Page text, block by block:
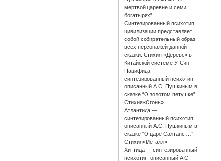
мертвой царевне и семи
богатырях”.
Синтезированный психотип
цивилизации представляет
собой собирательный образ
всех персонажей данной
сказки. Стихия «Дерево» в
Китайской системе У-Син.
Пацифида —
синтезированный психотип,
описанный А.С. Пушкиным в
сказке “О золотом петушке”.
Стихия«Огонь».
Атлантида —
синтезированный психотип,
описанный А.С. Пушкиным в
сказке “О царе Салтане …”.
Стихия«Металл».
Хиттида — синтезированный
психотип, описанный А.С.